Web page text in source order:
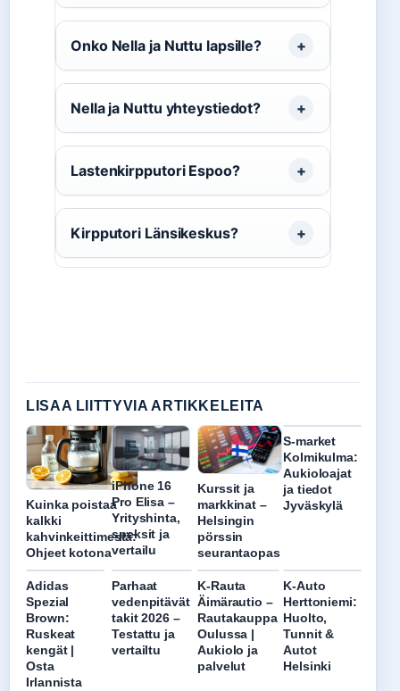
Onko Nella ja Nuttu lapsille?
Nella ja Nuttu yhteystiedot?
Lastenkirpputori Espoo?
Kirpputori Länsikeskus?
LISAA LIITTYVIA ARTIKKELEITA
Kuinka poistaa
kalkki
kahvinkeittimestä:
Ohjeet kotona
iPhone 16
Pro Elisa –
Yrityshinta,
speksit ja
vertailu
Kurssit ja
markkinat –
Helsingin
pörssin
seurantaopas
S-market
Kolmikulma:
Aukioloajat
ja tiedot
Jyväskylä
Adidas
Spezial
Brown:
Ruskeat
kengät |
Osta
Irlannista
Parhaat
vedenpitävät
takit 2026 –
Testattu ja
vertailtu
K-Rauta
Äimärautio –
Rautakauppa
Oulussa |
Aukiolo ja
palvelut
K-Auto
Herttoniemi:
Huolto,
Tunnit &
Autot
Helsinki